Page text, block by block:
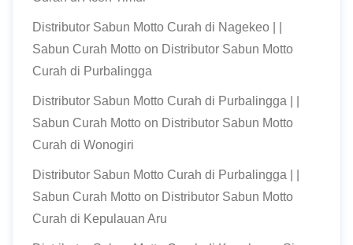
Distributor Sabun Motto Curah di Nagekeo | |
Sabun Curah Motto on Distributor Sabun Motto
Curah di Purbalingga
Distributor Sabun Motto Curah di Purbalingga | |
Sabun Curah Motto on Distributor Sabun Motto
Curah di Wonogiri
Distributor Sabun Motto Curah di Purbalingga | |
Sabun Curah Motto on Distributor Sabun Motto
Curah di Kepulauan Aru